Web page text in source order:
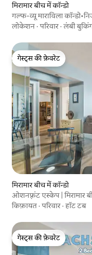
मिरामार बीच में कॉन्डो
गल्फ-व्यू माराविला
लोकेशन ·परिवार ·लंबी
गेस्ट्स की फ़ेवरेट
गेस्ट्स की फ़ेवरेट
मिरामार बीच में कॉन्डो
ओशनफ़्रंट एस्केप | मिरामार
किफ़ायत ·परिवार ·हॉट टब
गेस्ट्स की फ़ेवरेट
गेस्ट्स की फ़ेवरेट